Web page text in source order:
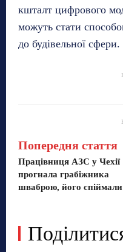
кшталт цифрового
можуть стати
до будівельної сфери.
Попередня стаття
Працівниця АЗС у Чехії
прогнала грабіжника
шваброю, його спіймали